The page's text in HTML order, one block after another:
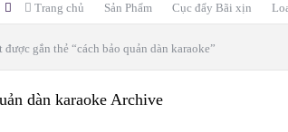
Trang chủ Sản Phẩm Cục đẩy Bãi xịn
gắn thẻ “cách bảo quản dàn karaoke”
dàn karaoke Archive